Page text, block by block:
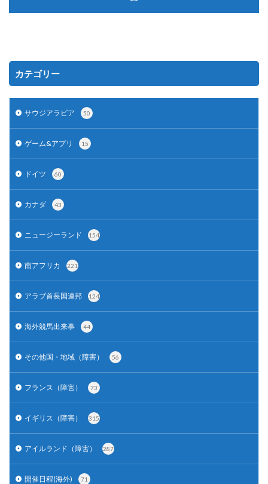
カテゴリー
サウジアラビア 50
ゲーム&アプリ 15
ドイツ 60
カナダ 43
ニュージーランド 154
南アフリカ 221
アラブ首長国連邦 124
海外競馬出来事 44
その他国・地域（障害） 56
フランス（障害） 73
イギリス（障害） 315
アイルランド（障害） 287
開催日程(海外) 71